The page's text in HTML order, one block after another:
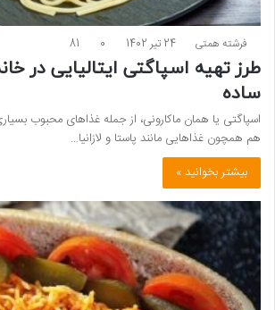
فرشته همتی 24 تیر 1402 0
81
طرز تهیه اسپاگتی ایتالیایی در
ساده
اسپاگتی یا همان ماکارونی، از جمله غذاهای محبوب
هم همچون غذاهایی مانند پاستا و لازانیا…
بیشتر بخوانید »